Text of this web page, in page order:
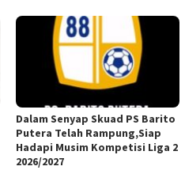
Dalam Senyap Skuad PS Barito
Putera Telah Rampung,Siap
Hadapi Musim Kompetisi Liga 2
2026/2027